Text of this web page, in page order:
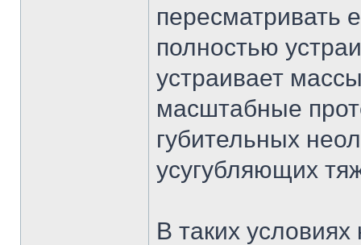
пересматривать
полностью
устраивает
масштабные
губительных
усугубляющих
В таких